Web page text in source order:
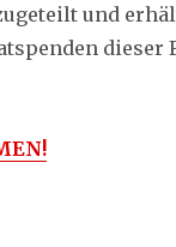
und erhält
dieser